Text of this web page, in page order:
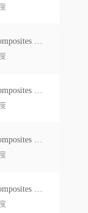
Epp Composites Pvt Ltd.
Epp Composites Private Limited
Epp Composites Pvt Ltd.
Epp Composites Private Limited